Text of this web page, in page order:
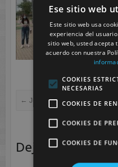
← Juegos interculturales
Deja una
Ese sitio web
Este sitio web usa
experiencia del
sitio web, usted acepta
acuerdo con nuestra
COOKIES
NECESARIAS
COOKIES DE
COOKIES DE
COOKIES DE